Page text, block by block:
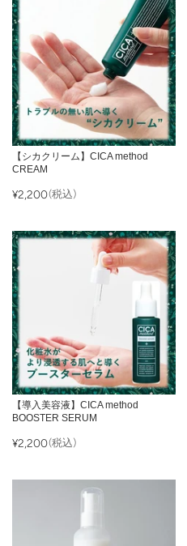
【シカクリーム】CICA method
CREAM
¥2,200(税込)
【導入美容液】CICA method
BOOSTER SERUM
¥2,200(税込)